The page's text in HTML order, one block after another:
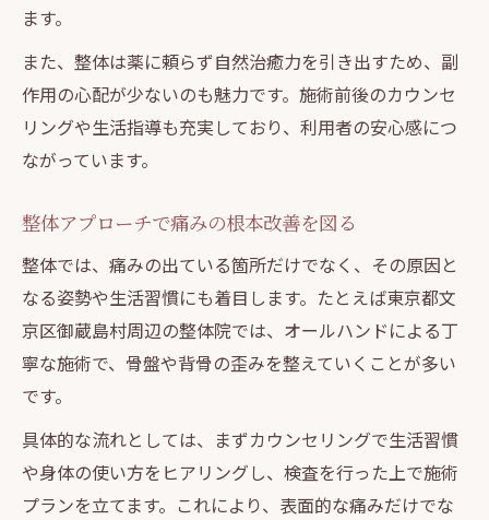
ます。
また、整体は薬に頼らず自然治癒力を引き出すため、副
作用の心配が少ないのも魅力です。施術前後のカウンセ
リングや生活指導も充実しており、利用者の安心感につ
ながっています。
整体アプローチで痛みの根本改善を図る
整体では、痛みの出ている箇所だけでなく、その原因と
なる姿勢や生活習慣にも着目します。たとえば東京都文
京区御蔵島村周辺の整体院では、オールハンドによる丁
寧な施術で、骨盤や背骨の歪みを整えていくことが多い
です。
具体的な流れとしては、まずカウンセリングで生活習慣
や身体の使い方をヒアリングし、検査を行った上で施術
プランを立てます。これにより、表面的な痛みだけでな